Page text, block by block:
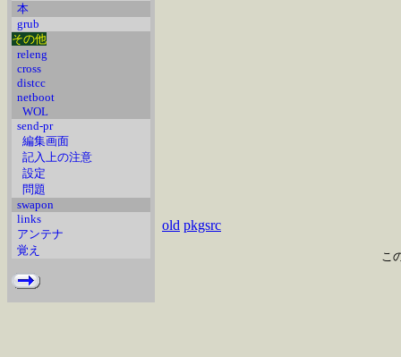
本
grub
その他
releng
cross
distcc
netboot
WOL
send-pr
編集画面
記入上の注意
設定
問題
swapon
links
アンテナ
覚え
old pkgsrc
こ